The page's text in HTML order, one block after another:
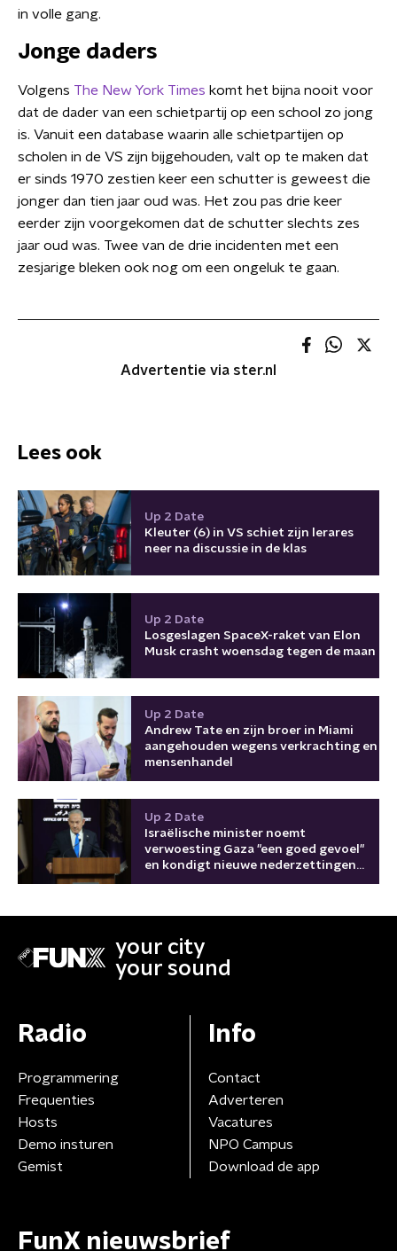
in volle gang.
Jonge daders
Volgens The New York Times komt het bijna nooit voor
dat de dader van een schietpartij op een school zo jong
is. Vanuit een database waarin alle schietpartijen op
scholen in de VS zijn bijgehouden, valt op te maken dat
er sinds 1970 zestien keer een schutter is geweest die
jonger dan tien jaar oud was. Het zou pas drie keer
eerder zijn voorgekomen dat de schutter slechts zes
jaar oud was. Twee van de drie incidenten met een
zesjarige bleken ook nog om een ongeluk te gaan.
Advertentie via ster.nl
Lees ook
Up 2 Date
Kleuter (6) in VS schiet zijn lerares
neer na discussie in de klas
Up 2 Date
Losgeslagen SpaceX-raket van Elon
Musk crasht woensdag tegen de maan
Up 2 Date
Andrew Tate en zijn broer in Miami
aangehouden wegens verkrachting en
mensenhandel
Up 2 Date
Israëlische minister noemt
verwoesting Gaza "een goed gevoel"
en kondigt nieuwe nederzettingen
your city
your sound
Radio
Programmering
Frequenties
Hosts
Demo insturen
Gemist
Info
Contact
Adverteren
Vacatures
NPO Campus
Download de app
FunX nieuwsbrief